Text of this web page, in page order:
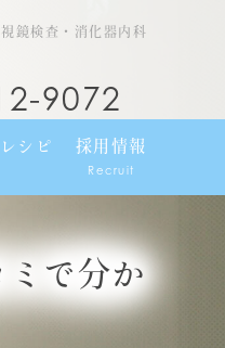
鏡検査・消化器内科
9072
シピ 採用情報
Recruit
で分か